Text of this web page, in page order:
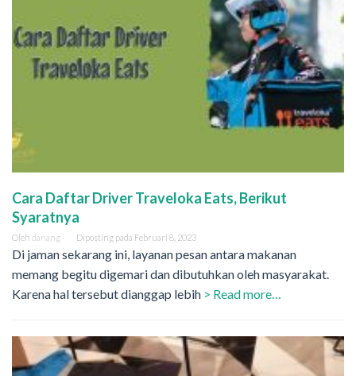
Cara Daftar Driver Traveloka Eats, Berikut
Syaratnya
Oleh danang Diposting pada Februari 8, 2023
Di jaman sekarang ini, layanan pesan antara makanan
memang begitu digemari dan dibutuhkan oleh masyarakat.
Karena hal tersebut dianggap lebih > Read more…